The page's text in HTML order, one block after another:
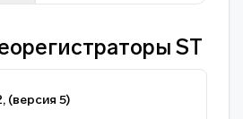
ST
(версия 5)